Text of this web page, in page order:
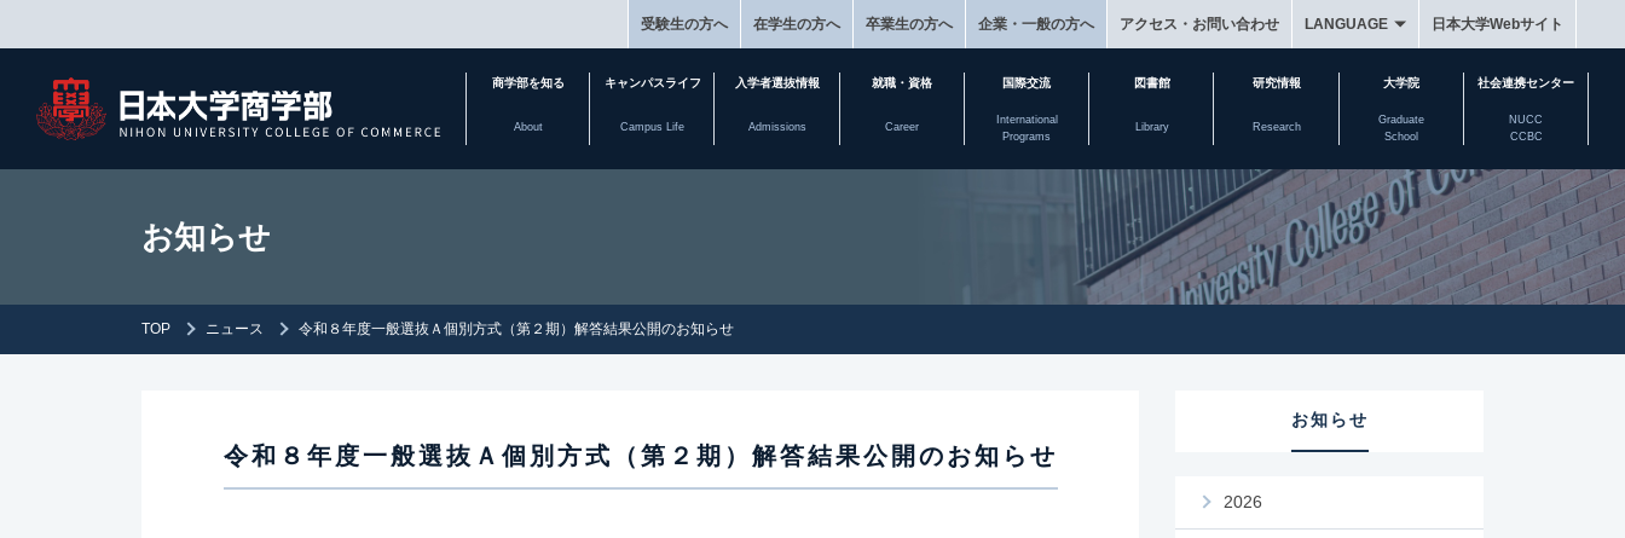
商学部を知る
About
キャンパスライフ
Campus Life
入学者選抜情報
Admissions
就職・資格
Career
国際交流
International
Programs
図書館
Library
研究情報
Research
大学院
Graduate
School
社会連携センター
NUCC
CCBC
受験生の方へ 在学生の方へ 卒業生の方へ 企業・一般の方へ アクセス・お問い合わせ LANGUAGE 日本大学Webサイト
お知らせ
TOP ニュース 令和８年度一般選抜Ａ個別方式（第２期）解答結果公開のお知らせ
令和８年度一般選抜Ａ個別方式（第２期）解答結果公開のお知らせ
お知らせ
2026